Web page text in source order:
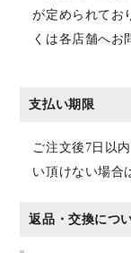
が定められてお
くは各店舗へお
支払い期限
ご注文後7日以
い頂けない場合
返品・交換につ